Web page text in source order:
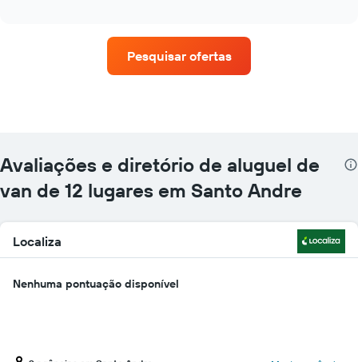
localizações
O
gráfico
tem
X
exibindo
de
Pesquisar ofertas
Avaliações e diretório de aluguel de
van de 12 lugares em Santo Andre
Localiza
Nenhuma pontuação disponível